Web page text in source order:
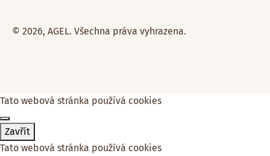
© 2026, AGEL. Všechna práva vyhrazena.
Tato webová stránka používá cookies
Zavřít
Tato webová stránka používá cookies